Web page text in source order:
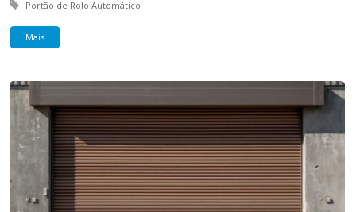
Tagged with:
Portão de Rolo Automático
Mais